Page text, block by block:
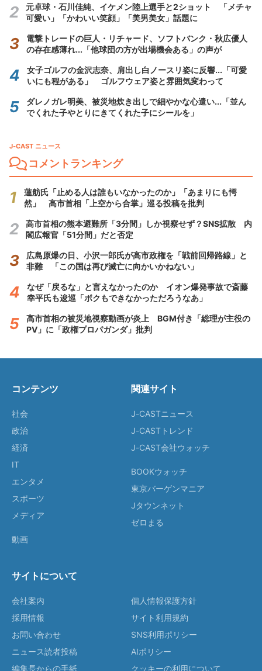
元卓球・石川佳純、イケメン陸上選手と2ショット 「メチャ
可愛い」「かわいい笑顔」「美男美女」話題に
電撃トレードの巨人・リチャード、ソフトバンク・秋広優人
の存在感薄れ...「他球団の方が出場機会ある」の声が
女子ゴルフの金沢志奈、肩出し白ノースリ姿に反響...「可愛
いにも程がある」 ゴルフウェア姿と雰囲気変わって
ダレノガレ明美、被災地炊き出しで細やかな心遣い...「並ん
でくれた子やとりにきてくれた子にシールを」
J-CAST ニュース
コメントランキング
蓮舫氏「止める人は誰もいなかったのか」「あまりにも愕
然」 高市首相「上空から合掌」巡る投稿を批判
高市首相の熊本避難所「3分間」しか視察せず？SNS拡散 内
閣広報官「51分間」だと否定
広島原爆の日、小沢一郎氏が高市政権を「戦前回帰路線」と
非難 「この国は再び滅亡に向かいかねない」
なぜ「戻るな」と言えなかったのか イオン爆発事故で斎藤
幸平氏も逡巡「ボクもできなかっただろうなあ」
高市首相の被災地視察動画が炎上 BGM付き「総理が主役の
PV」に「政権プロパガンダ」批判
コンテンツ
社会
政治
経済
IT
エンタメ
スポーツ
メディア
動画
関連サイト
J-CASTニュース
J-CASTトレンド
J-CAST会社ウォッチ
BOOKウォッチ
東京バーゲンマニア
Jタウンネット
ゼロまる
サイトについて
会社案内
採用情報
お問い合わせ
ニュース読者投稿
編集長からの手紙
個人情報保護方針
サイト利用規約
SNS利用ポリシー
AIポリシー
クッキーの利用について